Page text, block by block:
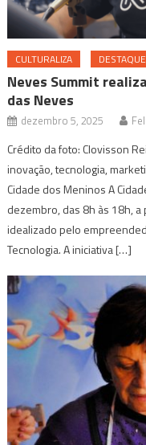
CULTURALIZA DESTAQUE
Neves Summit
das Neves
dezembro 5, 2025
Crédito da foto: Clovisson
inovação, tecnologia,
Cidade dos Meninos A
dezembro, das 8h às 18h,
idealizado pelo
Tecnologia. A iniciativa […]